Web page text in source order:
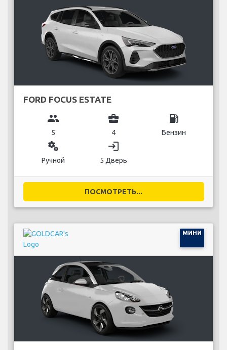
FORD FOCUS ESTATE
group
5
business_center
4
local_gas_station
Бензин
miscellaneous_services
Ручной
login
5 Дверь
ПОСМОТРЕТЬ...
МИНИ